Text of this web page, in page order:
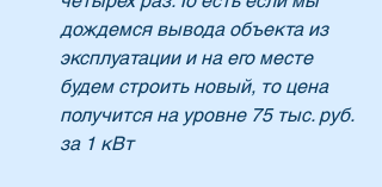
дождемся вывода объекта из
эксплуатации и на его месте
будем строить новый, то цена
получится на уровне 75 тыс. руб.
за 1 кВт